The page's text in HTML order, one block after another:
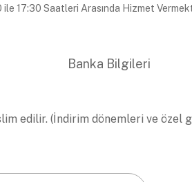
17:30 Saatleri Arasında Hizmet
Banka Bilgileri
edilir. (İndirim dönemleri ve